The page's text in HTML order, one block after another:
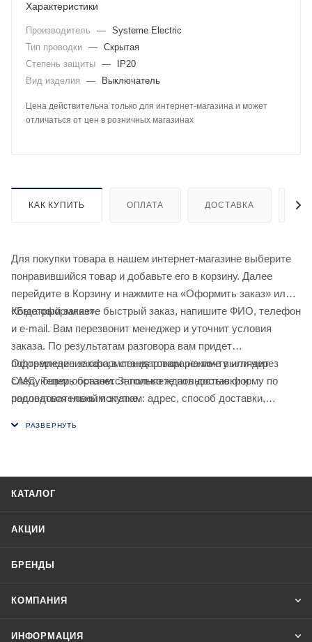
Характеристики
Производитель — Systeme Electric
Тип проводки — Скрытая
Степень защиты —
IP20
Вид изделия
— Выключатель
Цена действительна только для интернет-магазина и может
отличаться от цен в розничных магазинах
КАК КУПИТЬ ОПЛАТА ДОСТАВКА
Для покупки товара в нашем интернет-магазине выберите
понравившийся товар и добавьте его в корзину. Далее
перейдите в Корзину и нажмите на «Оформить заказ» или
«Быстрый заказ».
Когда оформляете быстрый заказ, напишите ФИО, телефон
и e-mail. Вам перезвонит менеджер и уточнит условия
заказа. По результатам разговора вам придет
подтверждение оформления товара на почту или через
СМС. Теперь останется только ждать доставки и
радоваться новой покупке.
Оформление заказа в стандартном режиме выглядит
следующим образом. Заполняете полностью форму по
последовательным этапам: адрес, способ доставки,
КАТАЛОГ
АКЦИИ
БРЕНДЫ
КОМПАНИЯ
ИНФОРМАЦИЯ